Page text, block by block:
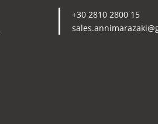
+30 2810 2800 15